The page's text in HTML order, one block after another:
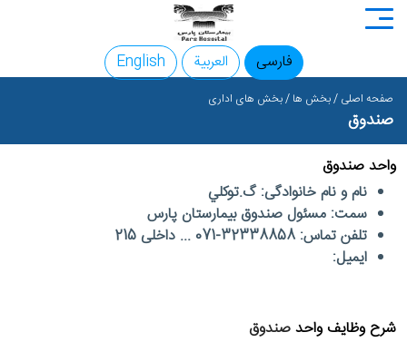
فارسی العربية English
صفحه اصلی /بخش ها /بخش های اداری
صندوق
واحد صندوق
نام و نام خانوادگی: گ.توكلي
سمت: مسئول صندوق بیمارستان پارس
تلفن تماس: 32338858-071 ... داخلی 215
ایمیل:
شرح وظايف واحدصندوق